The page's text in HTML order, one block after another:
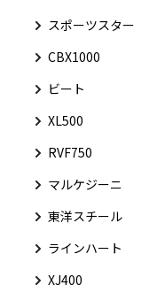
スポーツスター
CBX1000
ビート
XL500
RVF750
マルケジーニ
東洋スチール
ラインハート
XJ400